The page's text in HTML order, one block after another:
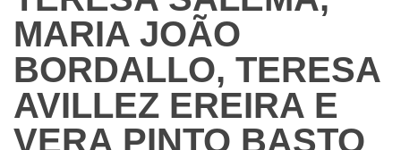
MARIA JOÃO
BORDALLO, TERESA
AVILLEZ EREIRA E
VERA PINTO BASTO